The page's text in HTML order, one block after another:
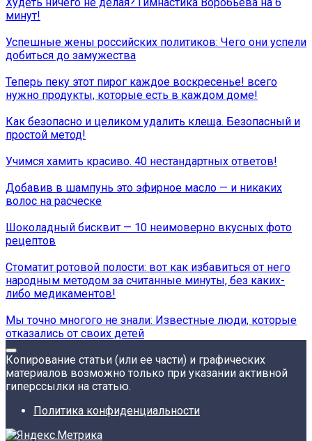
минут!
Успешные жены российских политиков: Чего они успели
добиться до замужества
Теперь пеку этот пирог каждое воскресенье! всего
нужно продукты, которые есть в каждом доме!
Как безопасно и целиком удалить клеща. Безопасный и
простой метод!
Учимся хамить красиво. 40 нестандартных ответов!
Добавив в шампунь это эфирное масло — и никаких
волос на расческе
Шоколадный бисквит — 10 неимоверно вкусных фото
рецептов
Стоматит ротовой полости: вот как избавиться от него
народным методом за считанные минуты, без каких-
либо медикаментов!
Мы точно многого не знали: Известные люди, которые
отказались от своих детей
Копирование статьи (или ее части) и графических
материалов возможно только при указании активной
гиперссылки на статью.
Политика конфиденциальности